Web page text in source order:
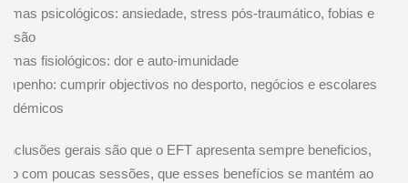
psicológicos: ansiedade, stress pós-traumático, fobias e
fisiológicos: dor e auto-imunidade
cumprir objectivos no desporto, negócios e escolares
gerais são que o EFT apresenta sempre beneficios,
com poucas sessões, que esses benefícios se mantém ao